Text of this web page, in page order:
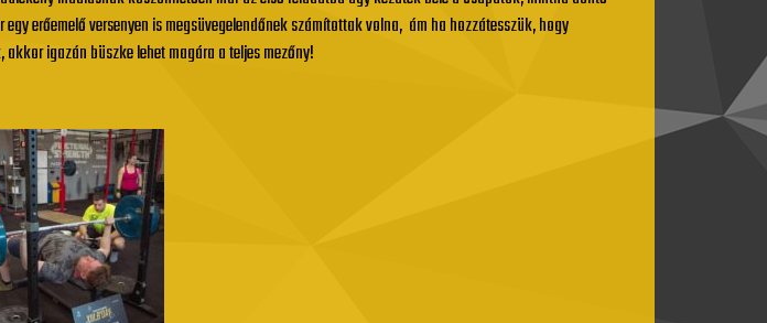
erőemelő versenyen is megsüvegelendőnek számítottak volna, ám ha hozzátesszük, hogy
igazán büszke lehet magára a teljes mezőny!